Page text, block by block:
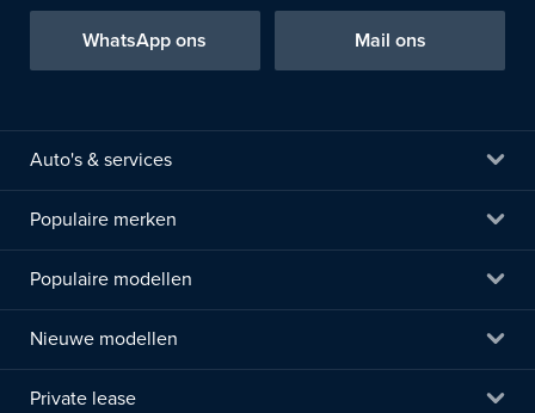
WhatsApp ons Mail ons
Auto's & services
Populaire merken
Populaire modellen
Nieuwe modellen
Private lease